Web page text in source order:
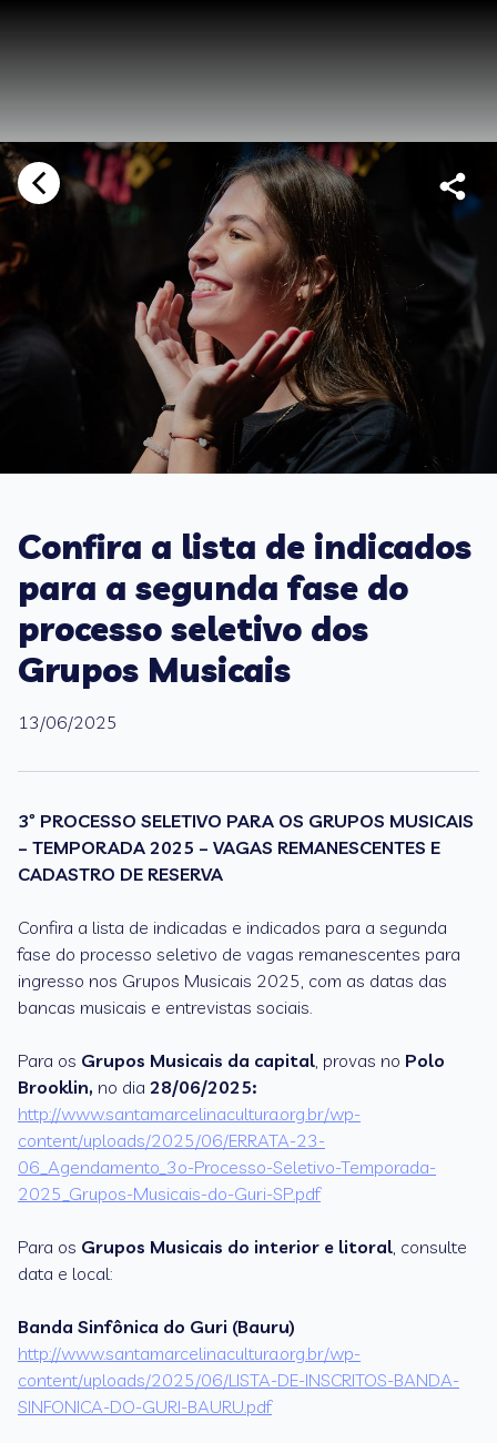
Confira a lista de indicados
para a segunda fase do
processo seletivo dos
Grupos Musicais
13/06/2025
3º PROCESSO SELETIVO PARA OS GRUPOS MUSICAIS
– TEMPORADA 2025 – VAGAS REMANESCENTES E
CADASTRO DE RESERVA
Confira a lista de indicadas e indicados para a segunda
fase do processo seletivo de vagas remanescentes para
ingresso nos Grupos Musicais 2025, com as datas das
bancas musicais e entrevistas sociais.
Para os Grupos Musicais da capital, provas no Polo
Brooklin, no dia 28/06/2025:
http://www.santamarcelinacultura.org.br/wp-
content/uploads/2025/06/ERRATA-23-
06_Agendamento_3o-Processo-Seletivo-Temporada-
2025_Grupos-Musicais-do-Guri-SP.pdf
Para os Grupos Musicais do interior e litoral, consulte
data e local:
Banda Sinfônica do Guri (Bauru)
http://www.santamarcelinacultura.org.br/wp-
content/uploads/2025/06/LISTA-DE-INSCRITOS-BANDA-
SINFONICA-DO-GURI-BAURU.pdf